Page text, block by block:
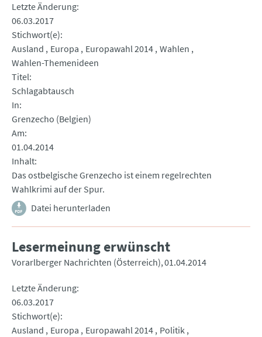
Letzte Änderung
06.03.2017
Stichwort(e)
Ausland
Europa Europawahl 2014 Wahlen
Wahlen-Themenideen
Titel
Schlagabtausch
In
Grenzecho (Belgien)
Am
01.04.2014
Inhalt
Das ostbelgische Grenzecho ist einem regelrechten
Wahlkrimi auf der Spur.
Datei herunterladen
Lesermeinung erwünscht
Vorarlberger Nachrichten (Österreich) 01.04.2014
Letzte Änderung
06.03.2017
Stichwort(e)
Ausland
Europa Europawahl 2014 Politik